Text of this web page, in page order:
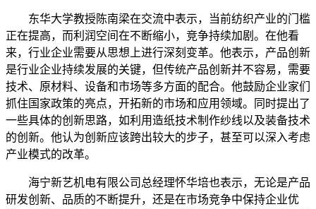
东华大学教授陈南梁在交流中表示，当前纺织产业的门槛
正在提高，而利润空间在不断缩小，竞争持续加剧。在他看
来，行业企业需要从思想上进行深刻变革。他表示，产品创新
是行业企业持续发展的关键，但传统产品创新并不容易，需要
技术、原材料、设备和市场等多方面的配合。他鼓励企业家们
抓住国家政策的亮点，开拓新的市场和应用领域。同时提出了
一些具体的创新思路，如利用造纸技术制作纱线以及装备技术
的创新。他认为创新应该跨出较大的步子，甚至可以深入考虑
产业模式的改革。
海宁新艺机电有限公司总经理怀华培也表示，无论是产品
研发创新、品质的不断提升，还是在市场竞争中保持企业优